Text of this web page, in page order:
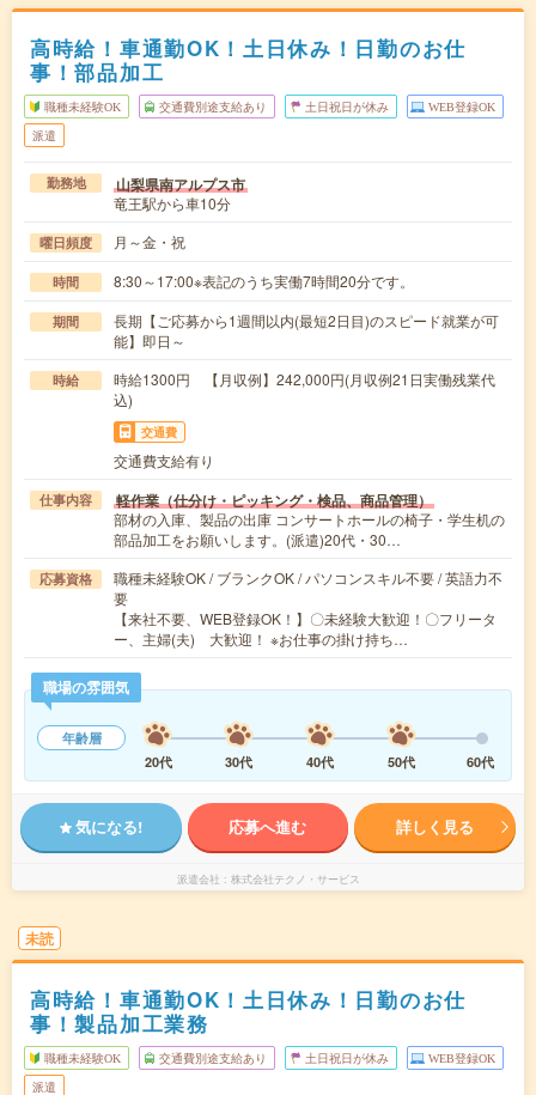
高時給！車通勤OK！土日休み！日勤のお仕
事！部品加工
職種未経験OK 交通費別途支給あり 土日祝日が休み WEB登録OK
派遣
勤務地 山梨県南アルプス市
竜王駅から車10分
曜日頻度 月～金・祝
時間 8:30～17:00※表記のうち実働7時間20分です。
期間
長期【ご応募から1週間以内(最短2日目)のスピード就業が可
能】即日～
時給
時給1300円 【月収例】242,000円(月収例21日実働残業代
込)
交通費
交通費支給有り
仕事内容 軽作業（仕分け・ピッキング・検品、商品管理）
部材の入庫、製品の出庫 コンサートホールの椅子・学生机の
部品加工をお願いします。(派遣)20代・30…
応募資格
職種未経験OK / ブランクOK / パソコンスキル不要 / 英語力不
要
【来社不要、WEB登録OK！】〇未経験大歓迎！〇フリータ
ー、主婦(夫) 大歓迎！ ※お仕事の掛け持ち…
職場の雰囲気
年齢層
20代
30代 40代 50代 60代
気になる! 応募へ進む 詳しく見る
派遣会社 株式会社テクノ・サービス
未読
高時給！車通勤OK！土日休み！日勤のお仕
事！製品加工業務
職種未経験OK 交通費別途支給あり 土日祝日が休み WEB登録OK
派遣